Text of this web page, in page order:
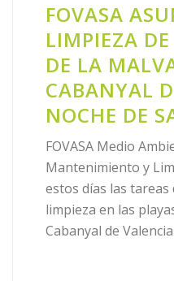
FOVASA
LIMPIEZA
DE LA
CABANYAL
NOCHE DE
FOVASA Medio
Mantenimiento y
estos días las
limpieza en las
Cabanyal de